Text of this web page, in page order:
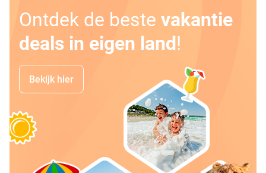
Ontdek de beste vakantie
deals in eigen land!
Bekijk hier